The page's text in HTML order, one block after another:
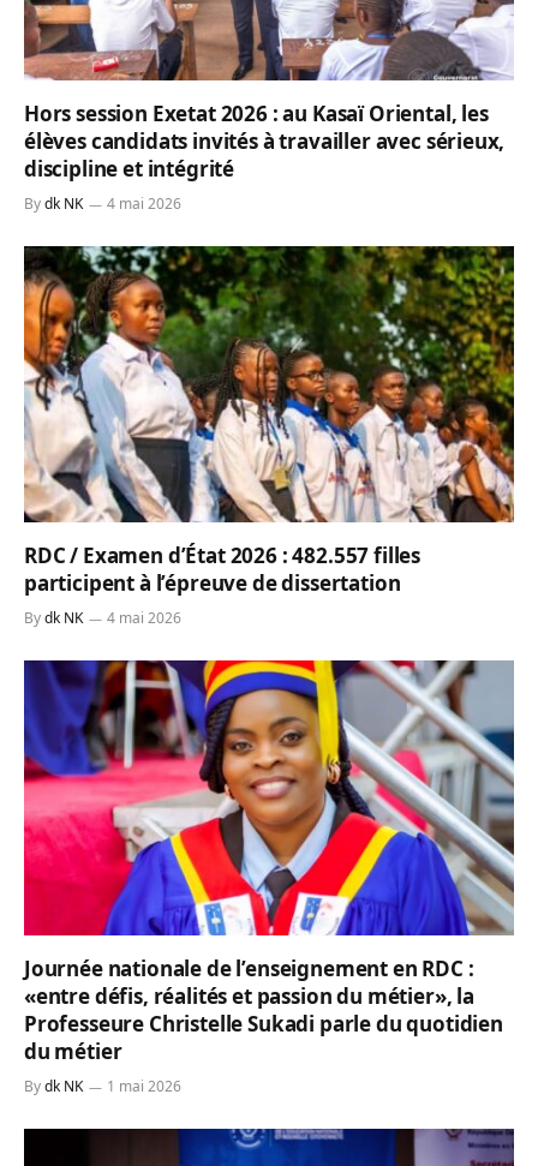
Hors session Exetat 2026 : au Kasaï Oriental, les
élèves candidats invités à travailler avec sérieux,
discipline et intégrité
Bydk NK 4 mai 2026
RDC / Examen d’État 2026 : 482.557 filles
participent à l’épreuve de dissertation
Bydk NK 4 mai 2026
Journée nationale de l’enseignement en RDC :
«entre défis, réalités et passion du métier», la
Professeure Christelle Sukadi parle du quotidien
du métier
Bydk NK 1 mai 2026